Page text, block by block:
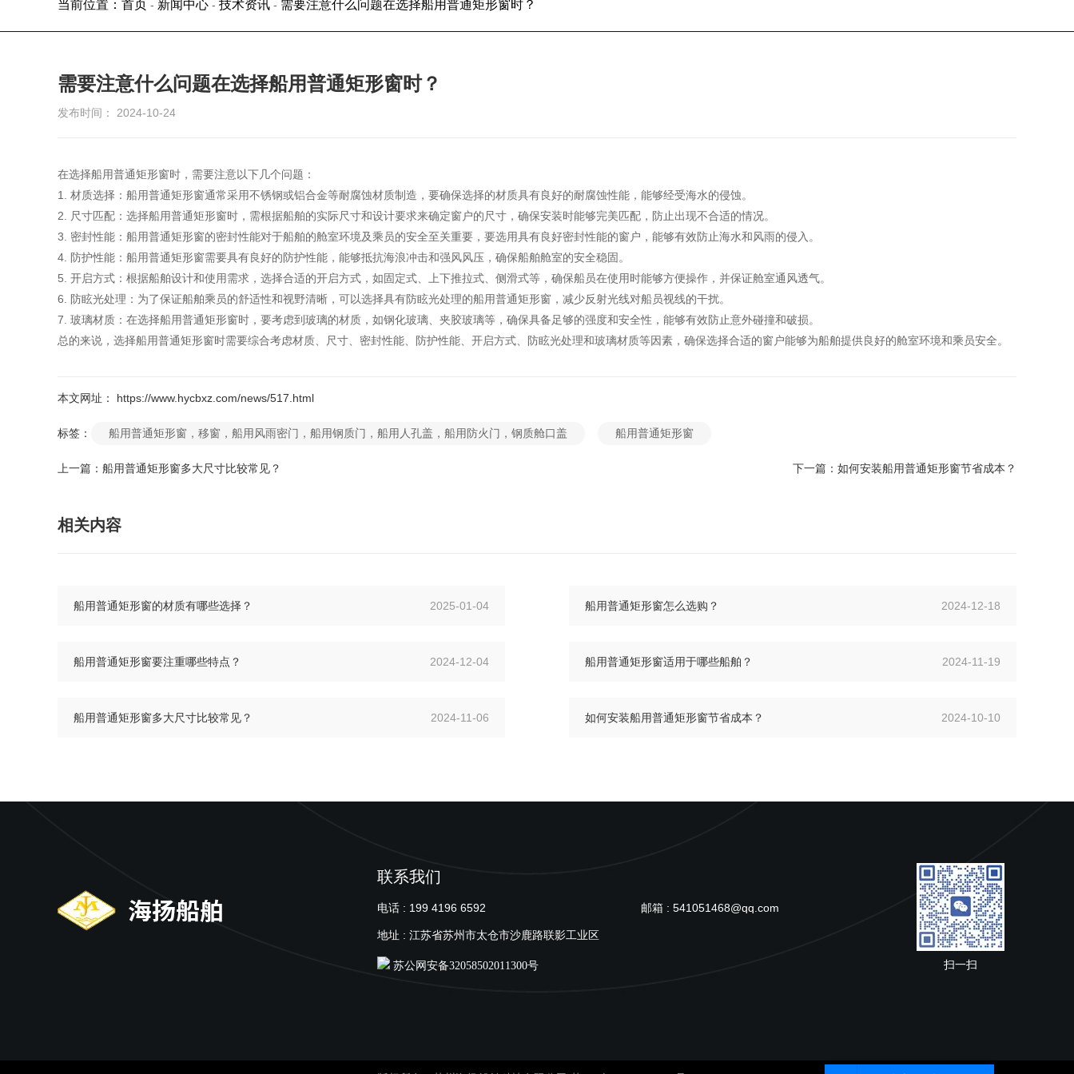
当前位置：首页 - 新闻中心 - 技术资讯 - 需要注意什么问题在选择船用普通矩形窗时？
需要注意什么问题在选择船用普通矩形窗时？
发布时间： 2024-10-24
在选择船用普通矩形窗时，需要注意以下几个问题：
1. 材质选择：船用普通矩形窗通常采用不锈钢或铝合金等耐腐蚀材质制造，要确保选择的材质具有良好的耐腐蚀性能，能够经受海水的侵蚀。
2. 尺寸匹配：选择船用普通矩形窗时，需根据船舶的实际尺寸和设计要求来确定窗户的尺寸，确保安装时能够完美匹配，防止出现不合适的情况。
3. 密封性能：船用普通矩形窗的密封性能对于船舶的舱室环境及乘员的安全至关重要，要选用具有良好密封性能的窗户，能够有效防止海水和风雨的侵入。
4. 防护性能：船用普通矩形窗需要具有良好的防护性能，能够抵抗海浪冲击和强风风压，确保船舶舱室的安全稳固。
5. 开启方式：根据船舶设计和使用需求，选择合适的开启方式，如固定式、上下推拉式、侧滑式等，确保船员在使用时能够方便操作，并保证舱室通风透气。
6. 防眩光处理：为了保证船舶乘员的舒适性和视野清晰，可以选择具有防眩光处理的船用普通矩形窗，减少反射光线对船员视线的干扰。
7. 玻璃材质：在选择船用普通矩形窗时，要考虑到玻璃的材质，如钢化玻璃、夹胶玻璃等，确保具备足够的强度和安全性，能够有效防止意外碰撞和破损。
总的来说，选择船用普通矩形窗时需要综合考虑材质、尺寸、密封性能、防护性能、开启方式、防眩光处理和玻璃材质等因素，确保选择合适的窗户能够为船舶提供良好的舱室环境和乘员安全。
本文网址： https://www.hycbxz.com/news/517.html
标签： 船用普通矩形窗，移窗，船用风雨密门，船用钢质门，船用人孔盖，船用防火门，钢质舱口盖 船用普通矩形窗
上一篇： 船用普通矩形窗多大尺寸比较常见？ 下一篇： 如何安装船用普通矩形窗节省成本？
相关内容
2025-01-04
船用普通矩形窗的材质有哪些选择？ 2024-12-18
船用普通矩形窗怎么选购？
2024-12-04
船用普通矩形窗要注重哪些特点？ 2024-11-19
船用普通矩形窗适用于哪些船舶？
2024-11-06
船用普通矩形窗多大尺寸比较常见？ 2024-10-10
如何安装船用普通矩形窗节省成本？
联系我们
电话 : 199 4196 6592 邮箱 : 541051468@qq.com
地址 : 江苏省苏州市太仓市沙鹿路联影工业区
苏公网安备32058502011300号 扫一扫